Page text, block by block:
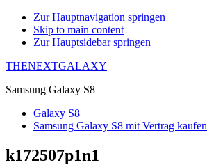
Zur Hauptnavigation springen
Skip to main content
Zur Hauptsidebar springen
THENEXTGALAXY
Samsung Galaxy S8
Galaxy S8
Samsung Galaxy S8 mit Vertrag kaufen
k172507p1n1